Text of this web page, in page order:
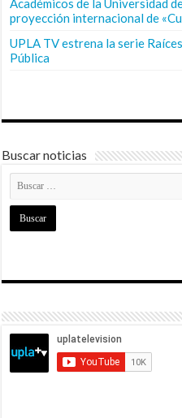
proyección internacional de
UPLA TV estrena la serie
Pública
Buscar noticias